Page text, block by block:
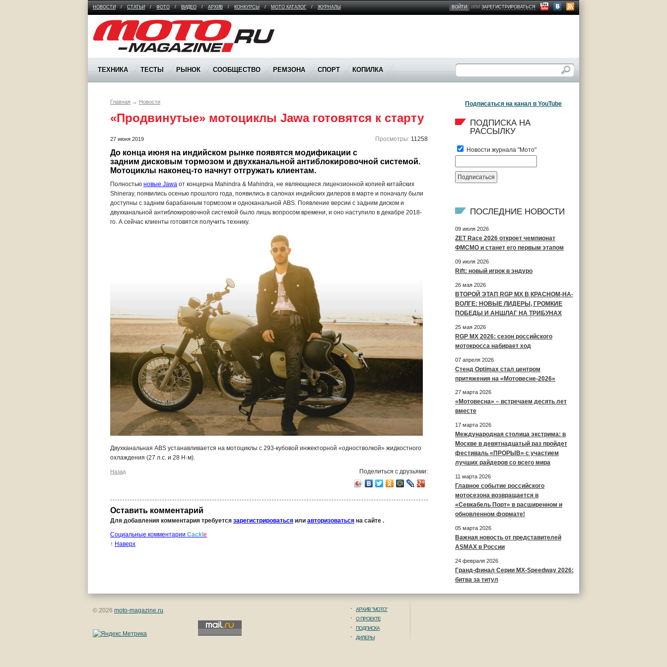
НОВОСТИ / СТАТЬИ / ФОТО / ВИДЕО / АРХИВ / КОНКУРСЫ / МОТО КАТАЛОГ / ЖУРНАЛЫ ВОЙТИ ИЛИЗАРЕГИСТРИРОВАТЬСЯ
Moto Magazine
ТЕХНИКА ТЕСТЫ РЫНОК СООБЩЕСТВО РЕМЗОНА СПОРТ КОПИЛКА
Главная → Новости
«Продвинутые» мотоциклы Jawa готовятся к старту
Просмотры: 11258
27 июня 2019
До конца июня на индийском рынке появятся модификации с
задним дисковым тормозом и двухканальной антиблокировочной системой.
Мотоциклы наконец-то начнут отгружать клиентам.
Полностью новые Jawa от концерна Mahindra & Mahindra, не являющиеся лицензионной копией китайских
Shineray, появились осенью прошлого года, появились в салонах индийских дилеров в марте и поначалу были
доступны с задним барабанным тормозом и одноканальной ABS. Появление версии с задним диском и
двухканальной антиблокировочной системой было лишь вопросом времени, и оно наступило в декабре 2018-
го. А сейчас клиенты готовятся получить технику.
Двухканальная ABS устанавливается на мотоциклы с 293-кубовой инжекторной «одностволкой» жидкостного
охлаждения (27 л.с. и 28 Н·м).
Назад Поделиться с друзьями:
Оставить комментарий
Для добавления комментария требуется зарегистрироваться или авторизоваться на сайте .
Социальные комментарии Cackl e
↑ Наверх
Подписаться на канал в YouTube
ПОДПИСКА НА
РАССЫЛКУ
Новости журнала "Мото"
ПОСЛЕДНИЕ НОВОСТИ
09 июля 2026
ZET Race 2026 откроет чемпионат
ФМСМО и станет его первым этапом
09 июля 2026
Rift: новый игрок в эндуро
26 мая 2026
ВТОРОЙ ЭТАП RGP MX В КРАСНОМ-НА-
ВОЛГЕ: НОВЫЕ ЛИДЕРЫ, ГРОМКИЕ
ПОБЕДЫ И АНШЛАГ НА ТРИБУНАХ
25 мая 2026
RGP MX 2026: сезон российского
мотокросса набирает ход
07 апреля 2026
Стенд Optimax стал центром
притяжения на «Мотовесне-2026»
27 марта 2026
«Мотовесна» – встречаем десять лет
вместе
17 марта 2026
Международная столица экстрима: в
Москве в девятнадцатый раз пройдет
фестиваль «ПРОРЫВ» с участием
лучших райдеров со всего мира
11 марта 2026
Главное событие российского
мотосезона возвращается в
«Севкабель Порт» в расширенном и
обновленном формате!
05 марта 2026
Важная новость от представителей
ASMAX в России
24 февраля 2026
Гранд-финал Серии MX-Speedway 2026:
битва за титул
© 2026 moto-magazine.ru.
АРХИВ "МОТО"
О ПРОЕКТЕ
ПОДПИСКА
ДИЛЕРЫ